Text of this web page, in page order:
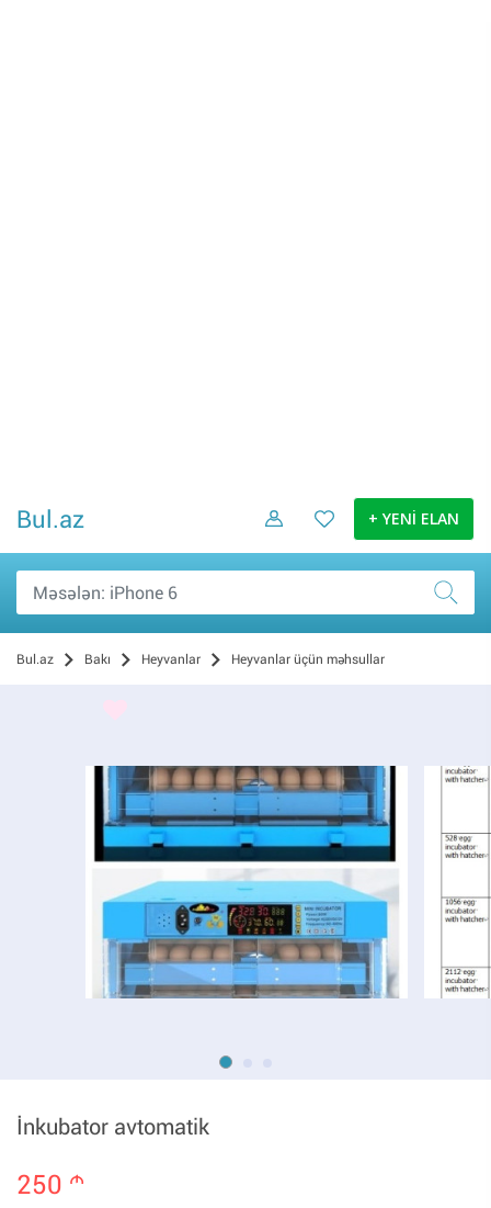
Bul.az + YENİ ELAN
Bul.az Bakı Heyvanlar Heyvanlar üçün məhsullar
İnkubator avtomatik
250 m